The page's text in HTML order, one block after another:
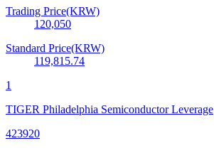
Trading Price(KRW)
120,050
Standard Price(KRW)
119,815.74
1
TIGER Philadelphia Semiconductor Leverage
423920